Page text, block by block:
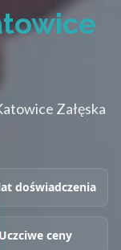
Załęska
doświadczenia
Uczciwe ceny